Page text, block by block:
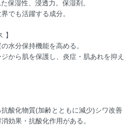
保湿性、浸透力。保湿剤。
でも活躍する成分。
】
水分保持機能を高める。
から肌を保護し、炎症・肌あれを抑え
酸化物質(加齢とともに減少)シワ改善
効果・抗酸化作用がある。